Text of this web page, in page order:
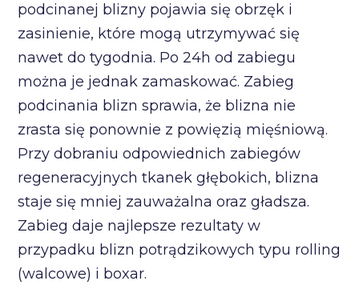
podcinanej blizny pojawia się obrzęk i
zasinienie, które mogą utrzymywać się
nawet do tygodnia. Po 24h od zabiegu
można je jednak zamaskować. Zabieg
podcinania blizn sprawia, że blizna nie
zrasta się ponownie z powięzią mięśniową.
Przy dobraniu odpowiednich zabiegów
regeneracyjnych tkanek głębokich, blizna
staje się mniej zauważalna oraz gładsza.
Zabieg daje najlepsze rezultaty w
przypadku blizn potrądzikowych typu rolling
(walcowe) i boxar.